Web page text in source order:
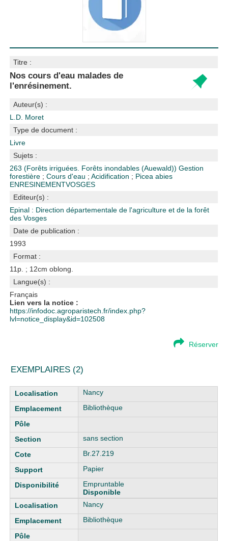
Titre :
Nos cours d'eau malades de
l'enrésinement.
Auteur(s) :
L.D. Moret
Type de document :
Livre
Sujets :
263 (Forêts irriguées. Forêts inondables (Auewald))Gestion
forestière ;Cours d'eau ;Acidification ; Picea abies
ENRESINEMENTVOSGES
Editeur(s) :
Epinal : Direction départementale de l'agriculture et de la forêt
des Vosges
Date de publication :
1993
Format :
11p. ; 12cm oblong.
Langue(s) :
Français
Lien vers la notice :
https://infodoc.agroparistech.fr/index.php?
lvl=notice_display&id=102508
Réserver
EXEMPLAIRES (2)
Liste des exemplaires
Nancy
Bibliothèque
sans section
Br.27.219
Papier
Empruntable
Disponible
Nancy
Bibliothèque